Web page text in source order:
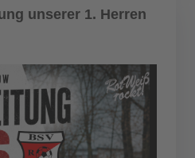
unserer 1. Herren